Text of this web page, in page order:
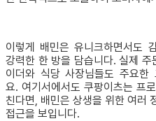
이렇게 배민은 유니크하면서도
강력한 한 방을 담습니다. 실제
이더와 식당 사장님들도 주요한
요. 여기서에서도 쿠팡이츠는 프
친다면, 배민은 상생을 위한 여러
접근을 보입니다.